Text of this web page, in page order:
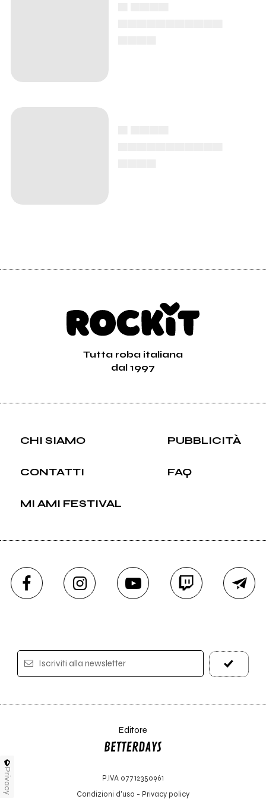
Tutta roba italiana
dal 1997
CHI SIAMO PUBBLICITÀ
CONTATTI FAQ
MI AMI FESTIVAL
Iscriviti alla newsletter
Editore
P.IVA 07712350961
Condizioni d'uso - Privacy policy
Privacy